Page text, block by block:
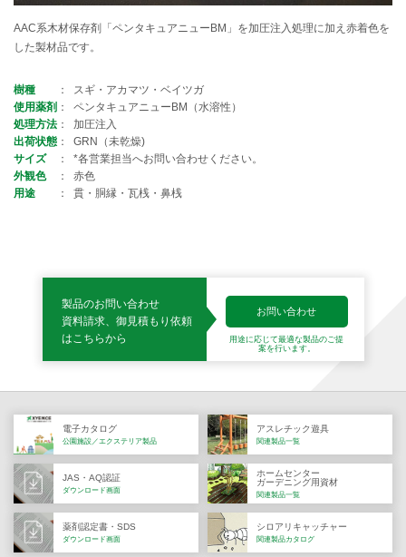
AAC系木材保存剤「ペンタキュアニューBM」を加圧注入処理に加え赤着色を
した製材品です。
樹種
スギ・アカマツ・ベイツガ
使用薬剤
ペンタキュアニューBM（水溶性）
処理方法
加圧注入
出荷状態
GRN（未乾燥)
サイズ
*各営業担当へお問い合わせください。
外観色
赤色
用途
貫・胴縁・瓦桟・鼻桟
製品のお問い合わせ
資料請求、御見積もり依頼
はこちらから
お問い合わせ
用途に応じて最適な製品の ご提
案を行います。
電子カタログ
公園施設／エクステリア製品
アスレチック遊具
関連製品一覧
JAS・AQ認証
ダウンロード画面
ホームセンター
ガーデニング用資材
関連製品一覧
薬剤認定書・SDS
ダウンロード画面
シロアリキャッチャー
関連製品カタログ